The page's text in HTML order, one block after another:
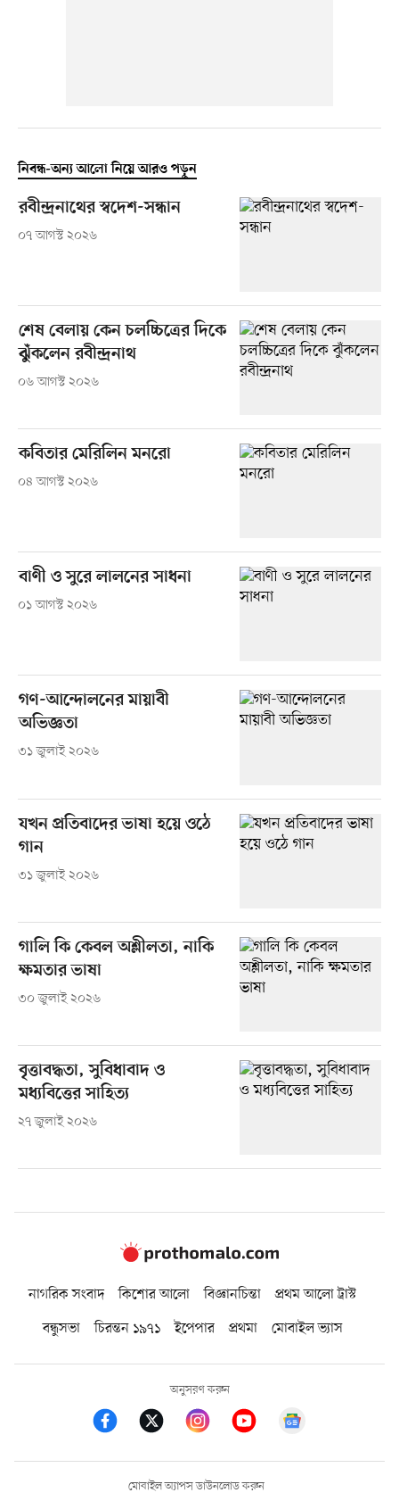
নিবন্ধ-অন্য আলো নিয়ে আরও পড়ুন
রবীন্দ্রনাথের স্বদেশ-সন্ধান
০৭ আগস্ট ২০২৬
শেষ বেলায় কেন চলচ্চিত্রের দিকে
ঝুঁকলেন রবীন্দ্রনাথ
০৬ আগস্ট ২০২৬
কবিতার মেরিলিন মনরো
০৪ আগস্ট ২০২৬
বাণী ও সুরে লালনের সাধনা
০১ আগস্ট ২০২৬
গণ-আন্দোলনের মায়াবী
অভিজ্ঞতা
৩১ জুলাই ২০২৬
যখন প্রতিবাদের ভাষা হয়ে ওঠে
গান
৩১ জুলাই ২০২৬
গালি কি কেবল অশ্লীলতা, নাকি
ক্ষমতার ভাষা
৩০ জুলাই ২০২৬
বৃত্তাবদ্ধতা, সুবিধাবাদ ও
মধ্যবিত্তের সাহিত্য
২৭ জুলাই ২০২৬
নাগরিক সংবাদ কিশোর আলো বিজ্ঞানচিন্তা
প্রথম আলো ট্রাস্ট
বন্ধুসভা
চিরন্তন ১৯৭১ ইপেপার প্রথমা মোবাইল ভ্যাস
অনুসরণ করুন
মোবাইল অ্যাপস ডাউনলোড করুন